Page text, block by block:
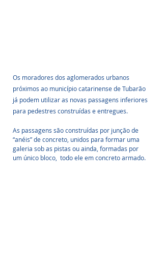
Os moradores dos aglomerados urbanos
próximos ao município catarinense de Tubarão
já podem utilizar as novas passagens inferiores
para pedestres construídas e entregues.
As passagens são construídas por junção de
“anéis” de concreto, unidos para formar uma
galeria sob as pistas ou ainda, formadas por
um único bloco,  todo ele em concreto armado.